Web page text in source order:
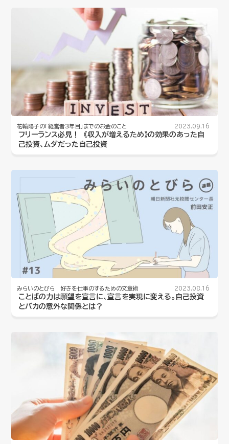
花輪陽子の「経営者３年目」までのお金のこと 2023.09.16
フリーランス必見！ 《収入が増えるため》の効果のあった自
己投資、ムダだった自己投資
みらいのとびら 好きを仕事のするための文章術 2023.08.16
ことばの力は願望を宣言に、宣言を実現に変える。自己投資
とバカの意外な関係とは？